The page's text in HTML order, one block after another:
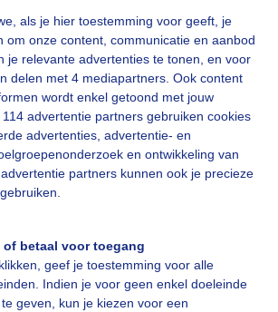
als je hier toestemming voor geeft, je
om onze content, communicatie en aanbod
je relevante advertenties te tonen, en voor
delen met 4 mediapartners. Ook content
wordt enkel getoond met jouw
advertentie partners gebruiken cookies
advertenties, advertentie- en
en ontwikkeling van
partners kunnen ook je precieze
betaal voor toegang
geef je toestemming voor alle
Indien je voor geen enkel doeleinde
geven, kun je kiezen voor een
Een moment geduld aub...